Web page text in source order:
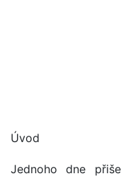
Úvod
Jednoho dne